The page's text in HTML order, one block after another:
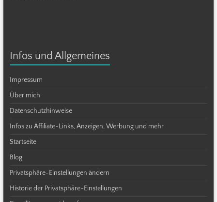
Infos und Allgemeines
Impressum
Über mich
Datenschutzhinweise
Infos zu Affiliate-Links, Anzeigen, Werbung und mehr
Startseite
Blog
Privatsphäre-Einstellungen ändern
Historie der Privatsphäre-Einstellungen